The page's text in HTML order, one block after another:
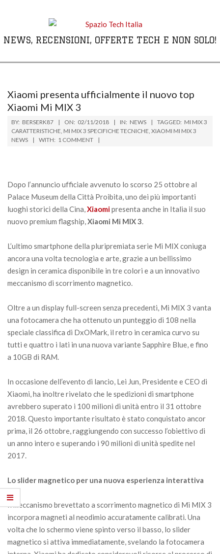
NEWS, RECENSIONI, OFFERTE TECH E NON SOLO!
Menu
Xiaomi presenta ufficialmente il nuovo top
Xiaomi Mi MIX 3
BY: BERSERK87 ON: 02/11/2018 IN: NEWS TAGGED: MI MIX 3
CARATTERISTICHE MI MIX 3 SPECIFICHE TECNICHE XIAOMI MI MIX 3
NEWS
WITH: 1 COMMENT
Dopo l’annuncio ufficiale avvenuto lo scorso 25 ottobre al
Palace Museum della Città Proibita, uno dei più importanti
luoghi storici della Cina,Xiaomipresenta anche in Italia il suo
nuovo premium flagship,Xiaomi Mi MIX 3.
L’ultimo smartphone della pluripremiata serie Mi MIX coniuga
ancora una volta tecnologia e arte, grazie a un bellissimo
design in ceramica disponibile in tre colori e a un innovativo
meccanismo di scorrimento magnetico.
Oltre a un display full-screen senza precedenti, Mi MIX 3 vanta
una fotocamera che ha ottenuto un punteggio di 108 nella
speciale classifica di DxOMark, il retro in ceramica curvo su
tutti e quattro i lati in una nuova variante Sapphire Blue, e fino
a 10GB di RAM.
In occasione dell’evento di lancio, Lei Jun, Presidente e CEO di
Xiaomi, ha inoltre rivelato che le spedizioni di smartphone
avrebbero superato i 100 milioni di unità entro il 31 ottobre
2018. Questo importante risultato è stato conquistato ancor
prima, il 26 ottobre, raggiungendo con successo l’obiettivo di
un anno intero e superando i 90 milioni di unità spedite nel
2017.
Lo slider magnetico per una nuova esperienza interattiva
Il meccanismo brevettato a scorrimento magnetico di Mi MIX 3
incorpora magneti al neodimio accuratamente calibrati. Una
volta che lo schermo viene spinto verso il basso, lo slider
magnetico si attiva immediatamente, svelando la fotocamera